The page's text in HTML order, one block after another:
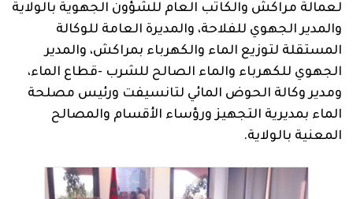
لعمالة مراكش والكاتب العام للشؤون الجهوية بالولاية
والمدير الجهوي للفلاحة، والمديرة العامة للوكالة
المستقلة لتوزيع الماء والكهرباء بمراكش، والمدير
الجهوي للكهرباء والماء الصالح للشرب -قطاع الماء،
ومدير وكالة الحوض المائي لتانسيفت ورئيس مصلحة
الماء بمديرية التجهيز ورؤساء الأقسام والمصالح
المعنية بالولاية.